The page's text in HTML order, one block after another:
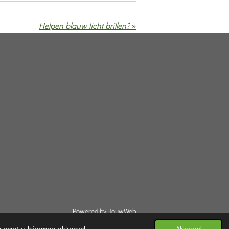
Helpen blauw licht brillen? »
Powered byJouwWeb